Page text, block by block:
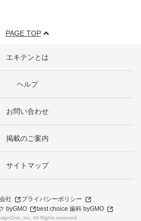
PAGE TOP
エキテンとは
ヘルプ
お問い合わせ
掲載のご案内
サイトマップ
社
プライバシーポリシー
byGMO
best choice 歯科 byGMO
Inc. All Rights reserved.